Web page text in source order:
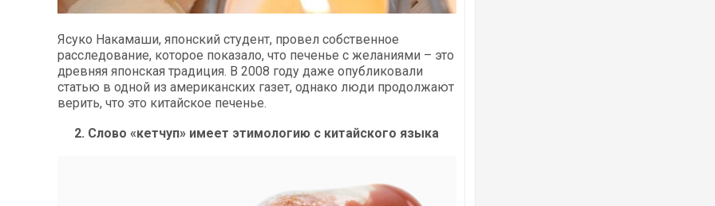
Ясуко Накамаши, японский студент, провел собственное
расследование, которое показало, что печенье с желаниями – это
древняя японская традиция. В 2008 году даже опубликовали
статью в одной из американских газет, однако люди продолжают
верить, что это китайское печенье.
2. Слово «кетчуп» имеет этимологию с китайского языка